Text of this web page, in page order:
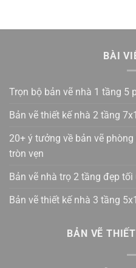
BÀI
Trọn bộ bản vẽ nhà 1 tầng 5
Bản vẽ thiết kế nhà 2 tầng
20+ ý tưởng về bản vẽ
tròn vẹn
Bản vẽ nhà trọ 2 tầng đẹp
Bản vẽ thiết kế nhà 3 tầng
BẢN VẼ